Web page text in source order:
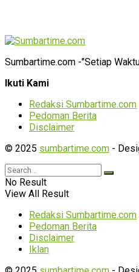
Sumbartime.com -"Setiap
Ikuti Kami
Redaksi Sumbartime.com
Pedoman Berita
Disclaimer
© 2025 sumbartime.com -
No Result
View All Result
Redaksi Sumbartime.com
Pedoman Berita
Disclaimer
Iklan